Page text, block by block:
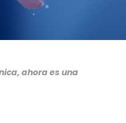
ahora es una